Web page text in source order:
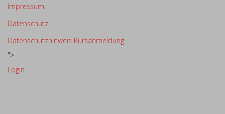
Impressum
Datenschutz
Datenschutzhinweis Kursanmeldung
">
Login